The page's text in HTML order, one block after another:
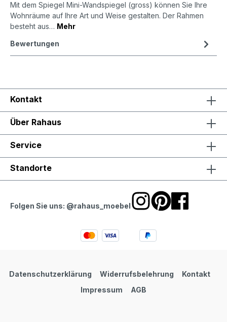
Mit dem Spiegel Mini-Wandspiegel (gross) können Sie Ihre
Wohnräume auf Ihre Art und Weise gestalten. Der Rahmen
besteht aus… Mehr
Bewertungen
Kontakt
Über Rahaus
Service
Standorte
Folgen Sie uns: @rahaus_moebel
Datenschutzerklärung Widerrufsbelehrung
Kontakt
Impressum
AGB